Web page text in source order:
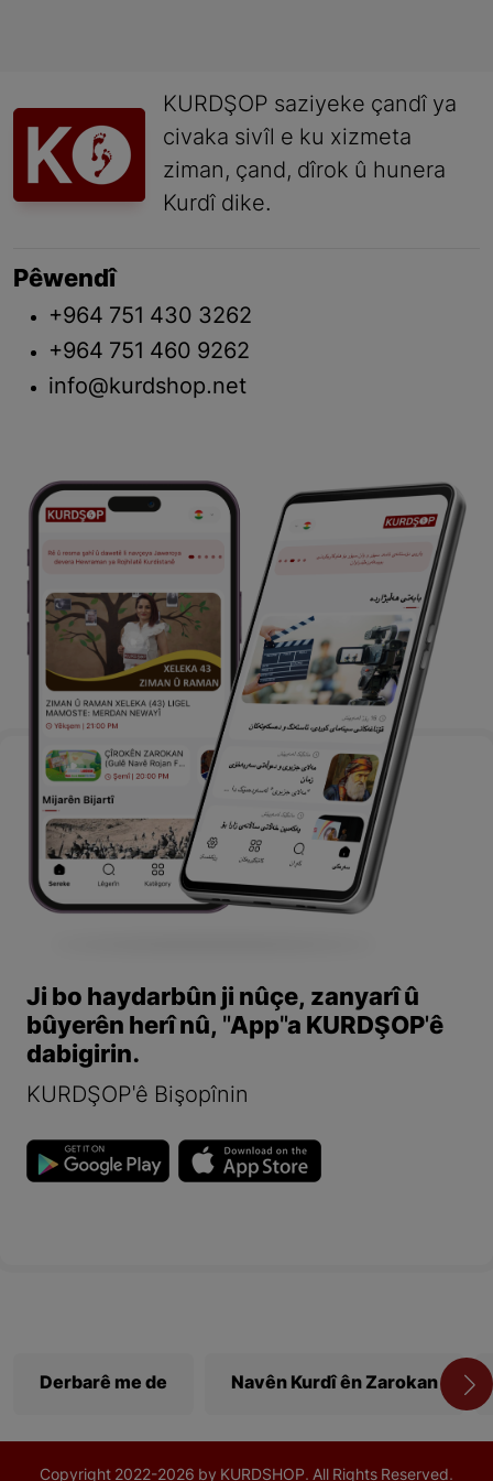
KURDŞOP saziyeke çandî ya
civaka sivîl e ku xizmeta
ziman, çand, dîrok û hunera
Kurdî dike.
Pêwendî
+964 751 430 3262
+964 751 460 9262
info@kurdshop.net
Ji bo haydarbûn ji nûçe, zanyarî û
bûyerên herî nû, "App"a KURDŞOP'ê
dabigirin.
KURDŞOP'ê Bişopînin
Derbarê me de Navên Kurdî ên Zarokan
Copyright 2022-2026 by KURDSHOP. All Rights Reserved.